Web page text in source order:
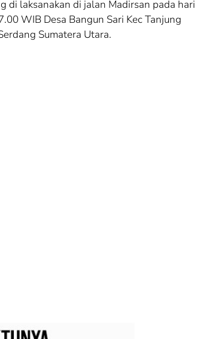
di laksanakan di jalan Madirsan pada hari
WIB Desa Bangun Sari Kec Tanjung
Sumatera Utara.